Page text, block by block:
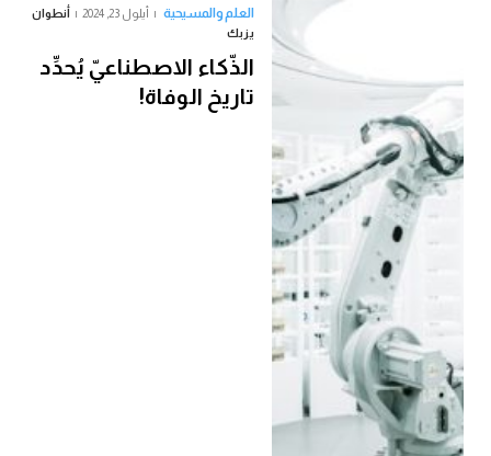
العلم والمسيحية أيلول 23, 2024
أنطوان
يزبك
الذّكاء الاصطناعيّ يُحدِّد
تاريخ الوفاة!